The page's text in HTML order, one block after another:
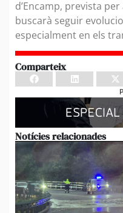
d’Encamp, prevista
buscarà seguir
especialment en els
Comparteix
Notícies relacionades